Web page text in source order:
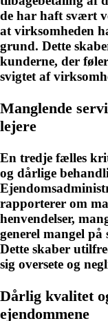
de har haft svært
at virksomheden
grund. Dette
kunderne, der
svigtet af
Manglende
lejere
En tredje fælles
og dårlige
rapporterer om
henvendelser,
generel mangel på
Dette skaber
sig oversete og
Dårlig kvalitet
ejendommene